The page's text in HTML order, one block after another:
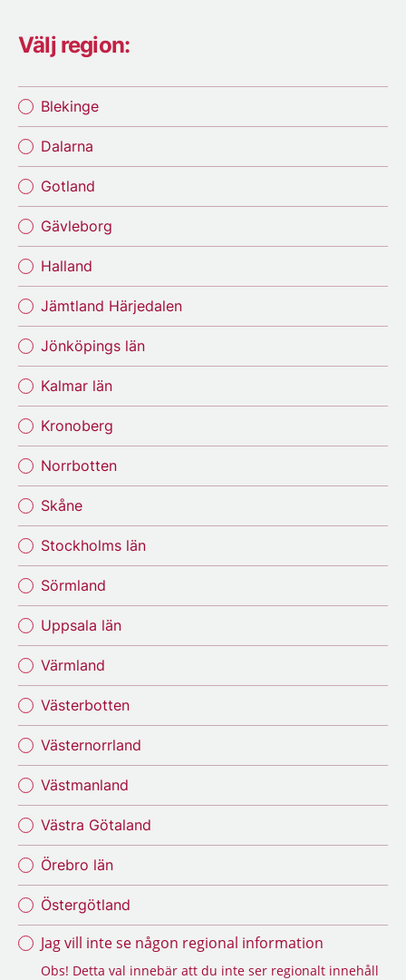
Välj region:
Blekinge
Dalarna
Gotland
Gävleborg
Halland
Jämtland Härjedalen
Jönköpings län
Kalmar län
Kronoberg
Norrbotten
Skåne
Stockholms län
Sörmland
Uppsala län
Värmland
Västerbotten
Västernorrland
Västmanland
Västra Götaland
Örebro län
Östergötland
Jag vill inte se någon regional information
Obs! Detta val innebär att du inte ser regionalt innehåll